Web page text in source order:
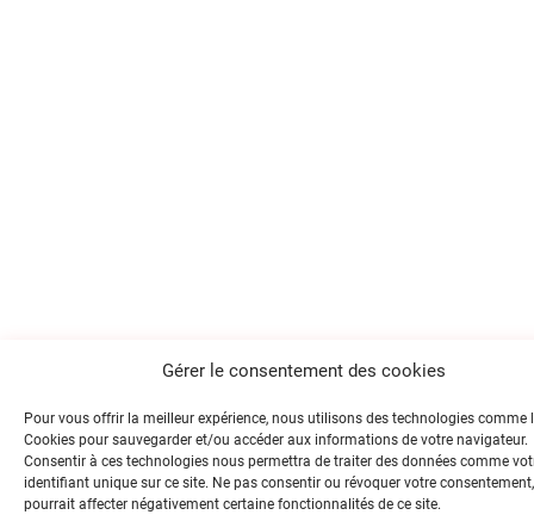
Gérer le consentement des cookies
Pour vous offrir la meilleur expérience, nous utilisons des technologies comme
Cookies pour sauvegarder et/ou accéder aux informations de votre navigateur.
Consentir à ces technologies nous permettra de traiter des données comme
identifiant unique sur ce site. Ne pas consentir ou révoquer votre consentement,
pourrait affecter négativement certaine fonctionnalités de ce site.